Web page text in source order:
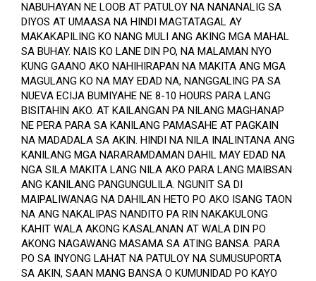
NABUHAYAN NE LOOB AT PATULOY NA NANANALIG SA
DIYOS AT UMAASA NA HINDI MAGTATAGAL AY
MAKAKAPILING KO NANG MULI ANG AKING MGA MAHAL
SA BUHAY. NAIS KO LANE DIN PO, NA MALAMAN NYO
KUNG GAANO AKO NAHIHIRAPAN NA MAKITA ANG MGA
MAGULANG KO NA MAY EDAD NA, NANGGALING PA SA
NUEVA ECIJA BUMIYAHE NE 8-10 HOURS PARA LANG
BISITAHIN AKO. AT KAILANGAN PA NILANG MAGHANAP
NE PERA PARA SA KANILANG PAMASAHE AT PAGKAIN
NA MADADALA SA AKIN. HINDI NA NILA INALINTANA ANG
KANILANG MGA NARARAMDAMAN DAHIL MAY EDAD NA
NGA SILA MAKITA LANG NILA AKO PARA LANG MAIBSAN
ANG KANILANG PANGUNGULILA. NGUNIT SA DI
MAIPALIWANAG NA DAHILAN HETO PO AKO ISANG TAON
NA ANG NAKALIPAS NANDITO PA RIN NAKAKULONG
KAHIT WALA AKONG KASALANAN AT WALA DIN PO
AKONG NAGAWANG MASAMA SA ATING BANSA. PARA
PO SA INYONG LAHAT NA PATULOY NA SUMUSUPORTA
SA AKIN, SAAN MANG BANSA O KUMUNIDAD PO KAYO